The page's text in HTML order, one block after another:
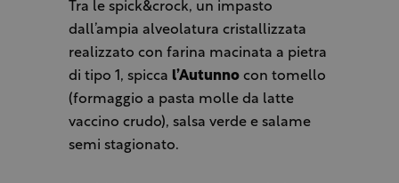
Tra le spick&crock, un impasto
dall’ampia alveolatura cristallizzata
realizzato con farina macinata a pietra
di tipo 1, spicca l’Autunnocon tomello
(formaggio a pasta molle da latte
vaccino crudo), salsa verde e salame
semi stagionato.